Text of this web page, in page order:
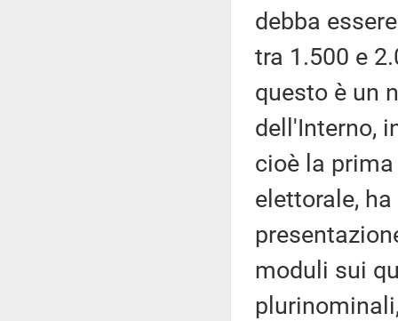
debba
tra 1.500 e
questo è un
dell'Interno,
cioè la
elettorale,
moduli sui